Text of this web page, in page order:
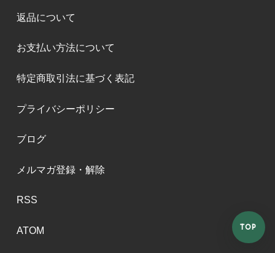
TOP
返品について
お支払い方法について
特定商取引法に基づく表記
プライバシーポリシー
ブログ
メルマガ登録・解除
RSS
ATOM